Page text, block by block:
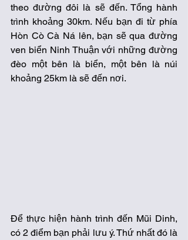
theo đường đôi là sẽ đến. Tổng hành
trình khoảng 30km. Nếu bạn đi từ phía
Hòn Cò Cà Ná lên, bạn sẽ qua đường
ven biển Ninh Thuận với những đường
đèo một bên là biển, một bên là núi
khoảng 25km là sẽ đến nơi.
Để thực hiện hành trình đến Mũi Dinh,
có 2 điểm bạn phải lưu ý. Thứ nhất đó là